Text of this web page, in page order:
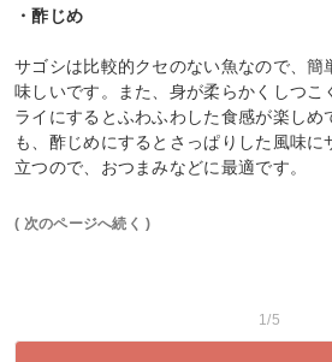
・酢じめ
サゴシは比較的クセのない魚なので、簡
味しいです。また、身が柔らかくしつこ
ライにするとふわふわした食感が楽しめ
も、酢じめにするとさっぱりした風味に
立つので、おつまみなどに最適です。
( 次のページへ続く )
1/5